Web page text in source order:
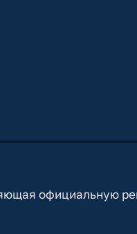
официальную